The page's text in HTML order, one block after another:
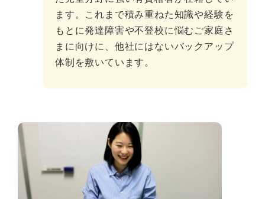
ます。これまで積み重ねた知識や経験を
もとに発達障害や不登校に悩むご家庭さ
まに向けに、他社にはないバックアップ
体制を敷いています。